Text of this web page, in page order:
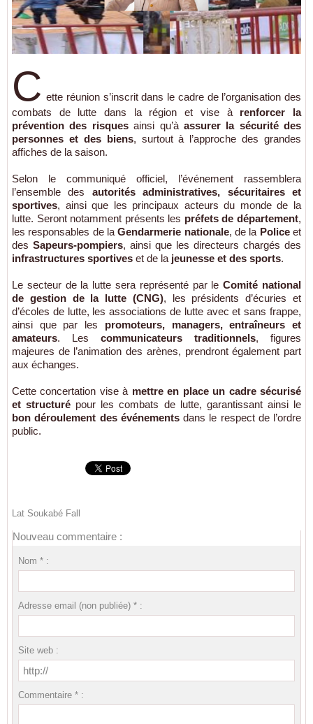
C ette réunion s’inscrit dans le cadre de l’organisation des
combats de lutte dans la région et vise à renforcer la
prévention des risquesainsi qu’à assurer la sécurité des
personnes et des biens, surtout à l’approche des grandes
affiches de la saison.
Selon le communiqué officiel, l’événement rassemblera
l’ensemble des autorités administratives, sécuritaires et
sportives, ainsi que les principaux acteurs du monde de la
lutte. Seront notamment présents les préfets de département,
les responsables de laGendarmerie nationale, de la Policeet
des Sapeurs-pompiers, ainsi que les directeurs chargés des
infrastructures sportives et de la jeunesse et des sports.
Le secteur de la lutte sera représenté par leComité national
de gestion de la lutte (CNG), les présidents d’écuries et
d’écoles de lutte, les associations de lutte avec et sans frappe,
ainsi que par les promoteurs, managers, entraîneurs et
amateurs. Les communicateurs traditionnels, figures
majeures de l’animation des arènes, prendront également part
aux échanges.
Cette concertation vise à mettre en place un cadre sécurisé
et structuré pour les combats de lutte, garantissant ainsi le
bon déroulement des événementsdans le respect de l’ordre
public.
Lat Soukabé Fall
Nouveau commentaire :
Nom * :
Adresse email (non publiée) * :
Site web :
Commentaire * :